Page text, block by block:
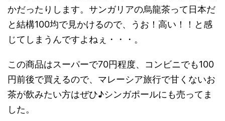
かだったりします。サンガリアの烏龍茶って日本だ
と結構100均で見かけるので、うお！高い！！と感
じてしまうんですよねぇ・・・。
この商品はスーパーで70円程度、コンビニでも100
円前後で買えるので、マレーシア旅行で甘くないお
茶が飲みたい方はぜひ♪シンガポールにも売ってま
した。